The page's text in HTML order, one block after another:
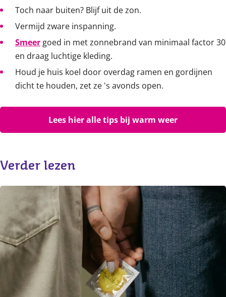
Toch naar buiten? Blijf uit de zon.
Vermijd zware inspanning.
Smeer goed in met zonnebrand van minimaal factor 30
en draag luchtige kleding.
Houd je huis koel door overdag ramen en gordijnen
dicht te houden, zet ze 's avonds open.
Lees hier alle tips bij warm weer
Verder lezen